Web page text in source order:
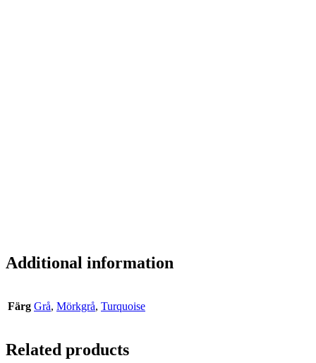
Additional information
Färg Grå, Mörkgrå, Turquoise
Related products